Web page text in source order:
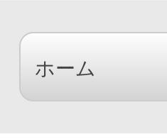
ホーム